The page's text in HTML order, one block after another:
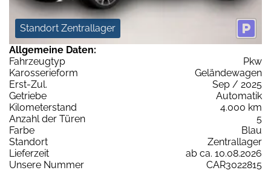
Standort Zentrallager
Allgemeine Daten:
Fahrzeugtyp
Pkw
Karosserieform
Geländewagen
Erst-Zul.
Sep / 2025
Getriebe
Automatik
Kilometerstand
4.000 km
Anzahl der Türen
5
Farbe
Blau
Standort
Zentrallager
Lieferzeit
ab ca. 10.08.2026
Unsere Nummer
CAR3022815